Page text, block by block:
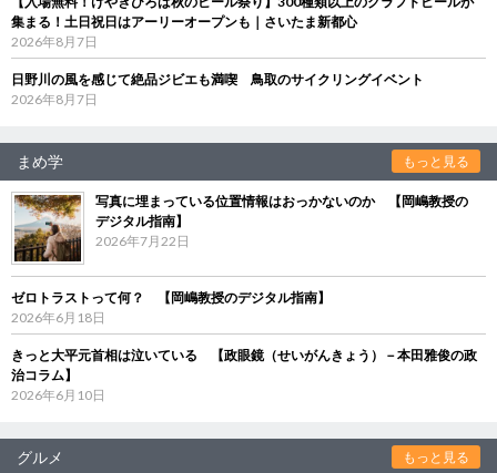
集まる！土日祝日はアーリーオープンも｜さいたま新都心
2026年8月7日
日野川の風を感じて絶品ジビエも満喫 鳥取のサイクリングイベント
2026年8月7日
まめ学 もっと見る
写真に埋まっている位置情報はおっかないのか 【岡嶋教授の
デジタル指南】
2026年7月22日
ゼロトラストって何？ 【岡嶋教授のデジタル指南】
2026年6月18日
きっと大平元首相は泣いている 【政眼鏡（せいがんきょう）－本田雅俊の政
治コラム】
2026年6月10日
グルメ もっと見る